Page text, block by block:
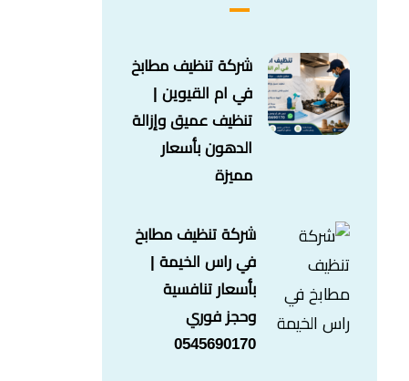
شركة تنظيف مطابخ
في ام القيوين |
تنظيف عميق وإزالة
الدهون بأسعار
مميزة
شركة تنظيف مطابخ
في راس الخيمة |
بأسعار تنافسية
وحجز فوري
0545690170